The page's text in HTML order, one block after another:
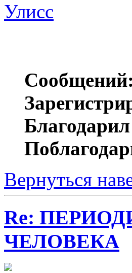
Улисс
Сообщений:
Вернуться
Re:
ЧЕЛОВЕКА